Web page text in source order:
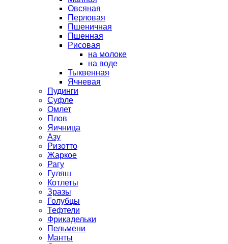
Овсяная
Перловая
Пшеничная
Пшенная
Рисовая
на молоке
на воде
Тыквенная
Ячневая
Пудинги
Суфле
Омлет
Плов
Яичница
Азу
Ризотто
Жаркое
Рагу
Гуляш
Котлеты
Зразы
Голубцы
Тефтели
Фрикадельки
Пельмени
Манты